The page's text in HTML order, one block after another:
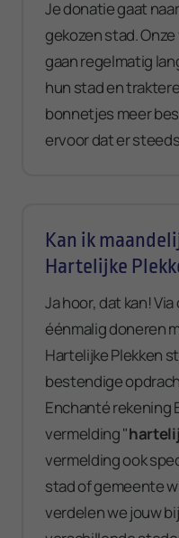
Je donatie gaat
gekozen stad.
gaan regelmatig
hun stad en
bonnetjes meer
ervoor dat er
Kan ik
Hartelijke
Ja hoor, dat kan!
éénmalig doneren
Hartelijke Plekken
bestendige
Enchanté rekening
vermelding "
vermelding ook
stad of gemeente
verdelen we jouw